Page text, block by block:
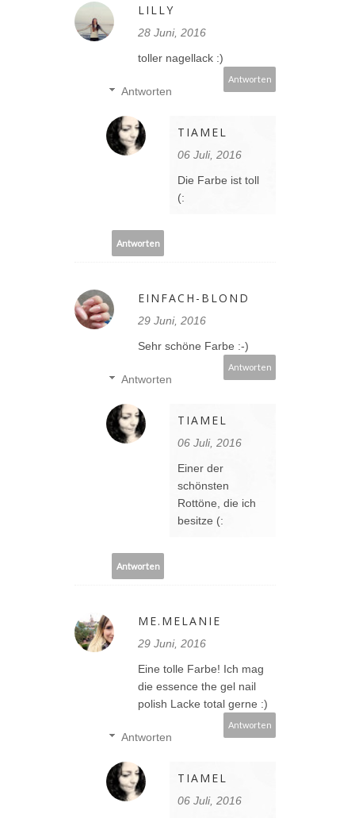
LILLY
28 Juni, 2016
toller nagellack :)
Antworten
Antworten
TIAMEL
06 Juli, 2016
Die Farbe ist toll
(:
Antworten
EINFACH-BLOND
29 Juni, 2016
Sehr schöne Farbe :-)
Antworten
Antworten
TIAMEL
06 Juli, 2016
Einer der
schönsten
Rottöne, die ich
besitze (:
Antworten
ME.MELANIE
29 Juni, 2016
Eine tolle Farbe! Ich mag
die essence the gel nail
polish Lacke total gerne :)
Antworten
Antworten
TIAMEL
06 Juli, 2016